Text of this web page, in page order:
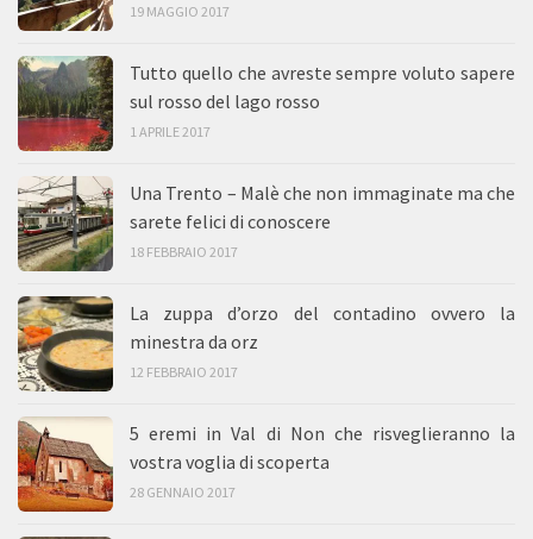
19 MAGGIO 2017
Tutto quello che avreste sempre voluto sapere
sul rosso del lago rosso
1 APRILE 2017
Una Trento – Malè che non immaginate ma che
sarete felici di conoscere
18 FEBBRAIO 2017
La zuppa d’orzo del contadino ovvero la
minestra da orz
12 FEBBRAIO 2017
5 eremi in Val di Non che risveglieranno la
vostra voglia di scoperta
28 GENNAIO 2017